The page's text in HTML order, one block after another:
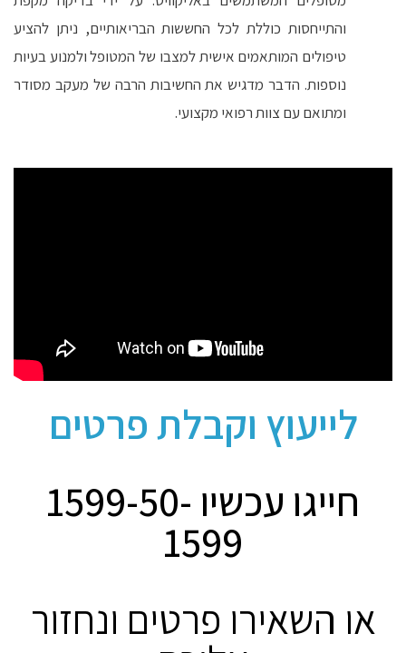
והתייחסות כוללת לכל החששות הבריאותיים, ניתן להציע
טיפולים המותאמים אישית למצבו של המטופל ולמנוע בעיות
נוספות. הדבר מדגיש את החשיבות הרבה של מעקב מסודר
ומתואם עם צוות רפואי מקצועי.
לייעוץ וקבלת פרטים
חייגו עכשיו 1599-50-
1599
או השאירו פרטים ונחזור